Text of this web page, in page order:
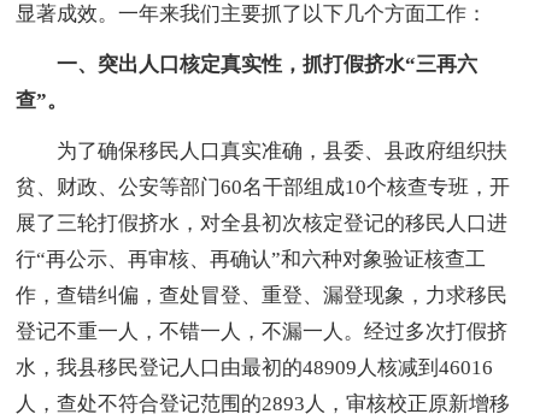
显著成效。一年来我们主要抓了以下几个方面工作：
一、突出人口核定真实性，抓打假挤水“三再六
查”。
为了确保移民人口真实准确，县委、县政府组织扶
贫、财政、公安等部门60名干部组成10个核查专班，开
展了三轮打假挤水，对全县初次核定登记的移民人口进
行“再公示、再审核、再确认”和六种对象验证核查工
作，查错纠偏，查处冒登、重登、漏登现象，力求移民
登记不重一人，不错一人，不漏一人。经过多次打假挤
水，我县移民登记人口由最初的48909人核减到46016
人，查处不符合登记范围的2893人，审核校正原新增移